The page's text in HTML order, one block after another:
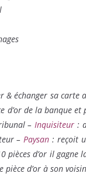
& échanger sa carte
d’or de la banque et
–Inquisiteur :
–Paysan : reçoit
pièces d’or il gagne
pièce d’or à son